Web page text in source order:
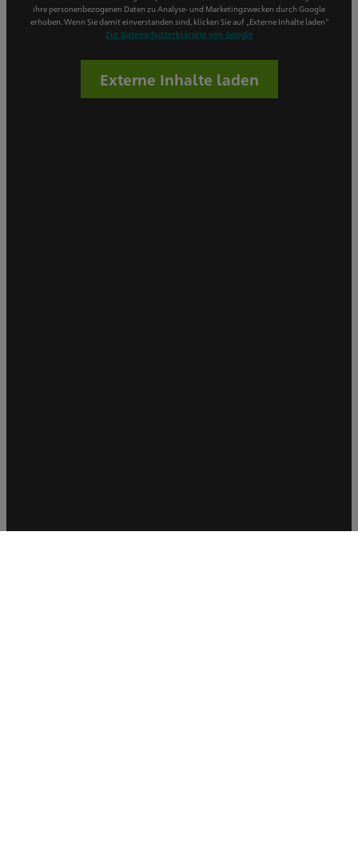
ihre personenbezogenen Daten zu Analyse- und Marketingzwecken durch Google
erhoben. Wenn Sie damit einverstanden sind, klicken Sie auf „Externe Inhalte laden“
Zur Datenschutzerklärung von Google
Externe Inhalte laden